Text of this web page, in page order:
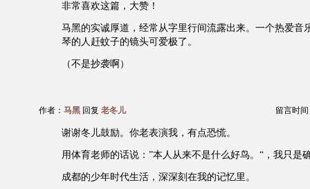
非常喜欢这篇，大赞！
马黑的实诚厚道，经常从字里行间流露出来。一个热爱音
琴的人赶蚊子的镜头可爱极了。
（不是抄袭啊）
作者： 马黑 回复 老冬儿 留言时间
谢谢冬儿鼓励。你老表演我，有点恐慌。
用体育老师的话说：”本人从来不是什么好鸟。“，我只是
成都的少年时代生活，深深刻在我的记忆里。